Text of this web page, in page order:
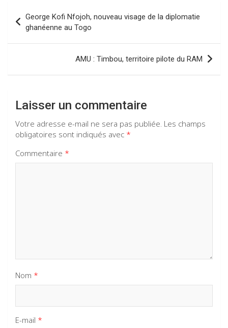
o
o
k
A
p
p
a
m
n
de
l’article
George Kofi Nfojoh, nouveau visage de la diplomatie
ghanéenne au Togo
AMU : Timbou, territoire pilote du RAM
Laisser un commentaire
Votre adresse e-mail ne sera pas publiée. Les champs
obligatoires sont indiqués avec *
Commentaire *
Nom *
E-mail *